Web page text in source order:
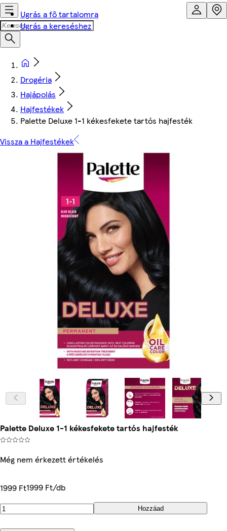
Ugrás a fő tartalomra
Ugrás a kereséshez
Drogéria
Hajápolás
Hajfestékek
Palette Deluxe 1-1 kékesfekete tartós hajfesték
Vissza a Hajfestékek
Palette Deluxe 1-1 kékesfekete tartós hajfesték
Még nem érkezett értékelés
1999 Ft1999 Ft/db
Hozzáad